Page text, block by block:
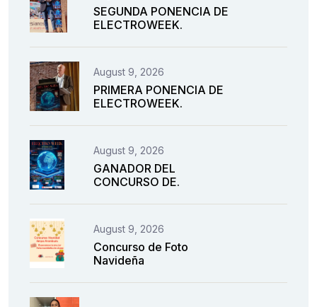
SEGUNDA PONENCIA DE
ELECTROWEEK.
August 9, 2026
PRIMERA PONENCIA DE
ELECTROWEEK.
August 9, 2026
GANADOR DEL
CONCURSO DE.
August 9, 2026
Concurso de Foto
Navideña